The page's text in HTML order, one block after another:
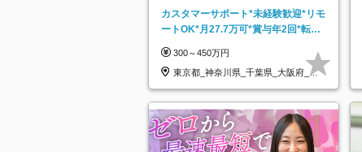
カスタマーサポート*未経験歓迎*リモ
ートOK*月27.7万可*賞与年2回*転勤
300～450万円
東京都_神奈川県_千葉県_大阪府_愛
知県…